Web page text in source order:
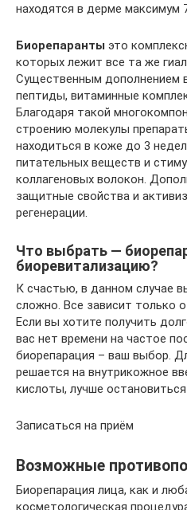
находятся в дерме максимум
Биорепаранты это
которых лежит все та же
Существенным дополнением
пептиды, витаминные
Благодаря такой
строению молекулы
находиться в коже до 3
питательных веществ и
коллагеновых волокон.
защитные свойства и
регенерации.
Что выбрать —
биоревитализацию?
К счастью, в данном случае
сложно. Все зависит только
Если вы хотите получить
вас нет времени на частое
биорепарация – ваш выбор.
решается на внутрикожное
кислоты, лучше
Записаться на приём
Возможные
Биорепарация лица, как и
косметологическая